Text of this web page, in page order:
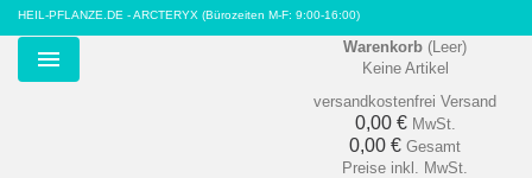
HEIL-PFLANZE.DE - ARCTERYX (Bürozeiten M-F: 9:00-16:00)
Menu
Warenkorb (Leer)
Keine Artikel
versandkostenfrei Versand
0,00 € MwSt.
0,00 € Gesamt
Preise inkl. MwSt.